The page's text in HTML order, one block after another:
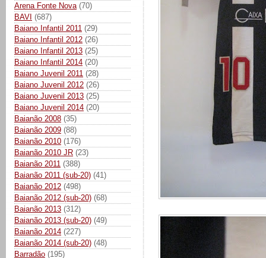
Arena Fonte Nova (70)
BAVI (687)
Baiano Infantil 2011 (29)
Baiano Infantil 2012 (26)
Baiano Infantil 2013 (25)
Baiano Infantil 2014 (20)
Baiano Juvenil 2011 (28)
Baiano Juvenil 2012 (26)
Baiano Juvenil 2013 (25)
Baiano Juvenil 2014 (20)
Baianão 2008 (35)
Baianão 2009 (88)
Baianão 2010 (176)
Baianão 2010 JR (23)
Baianão 2011 (388)
Baianão 2011 (sub-20) (41)
Baianão 2012 (498)
Baianão 2012 (sub-20) (68)
Baianão 2013 (312)
Baianão 2013 (sub-20) (49)
Baianão 2014 (227)
Baianão 2014 (sub-20) (48)
Barradão (195)